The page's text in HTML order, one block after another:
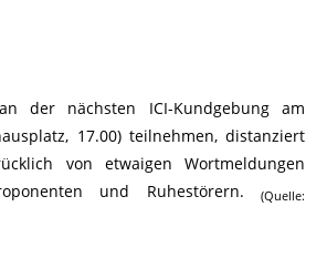
der nächsten ICI-Kundgebung am
17.00) teilnehmen, distanziert
von etwaigen Wortmeldungen
und Ruhestörern.
(Quelle: